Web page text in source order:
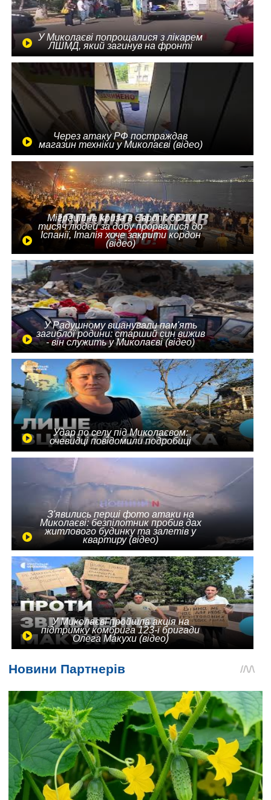
У Миколаєві попрощалися з лікарем
ЛШМД, який загинув на фронті
Через атаку РФ постраждав
магазин техніки у Миколаєві (відео)
Міграційна криза в Європі: до 10
тисяч людей за добу прорвалися до
Іспанії, Італія хоче закрити кордон
(відео)
У Радушному вшанували пам'ять
загиблої родини: старший син вижив
- він служить у Миколаєві (відео)
Удар по селу під Миколаєвом:
очевидці повідомили подробиці
З'явились перші фото атаки на
Миколаєві: безпілотник пробив дах
житлового будинку та залетів у
квартиру (відео)
У Миколаєві пройшла акція на
підтримку комбрига 123-ї бригади
Олега Макухи (відео)